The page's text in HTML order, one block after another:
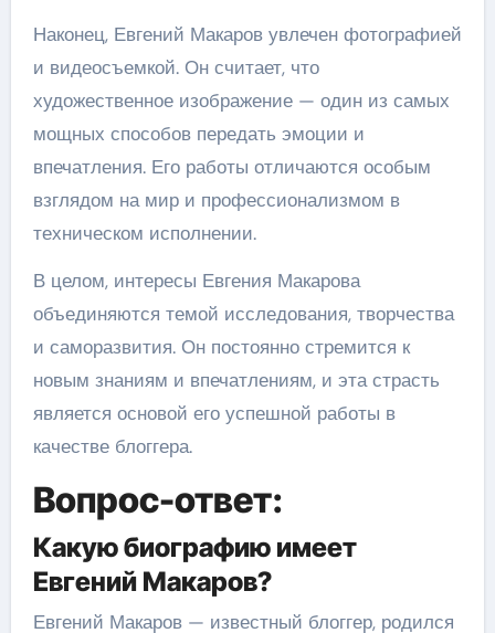
Наконец, Евгений Макаров увлечен фотографией
и видеосъемкой. Он считает, что
художественное изображение — один из самых
мощных способов передать эмоции и
впечатления. Его работы отличаются особым
взглядом на мир и профессионализмом в
техническом исполнении.
В целом, интересы Евгения Макарова
объединяются темой исследования, творчества
и саморазвития. Он постоянно стремится к
новым знаниям и впечатлениям, и эта страсть
является основой его успешной работы в
качестве блоггера.
Вопрос-ответ:
Какую биографию имеет
Евгений Макаров?
Евгений Макаров — известный блоггер, родился